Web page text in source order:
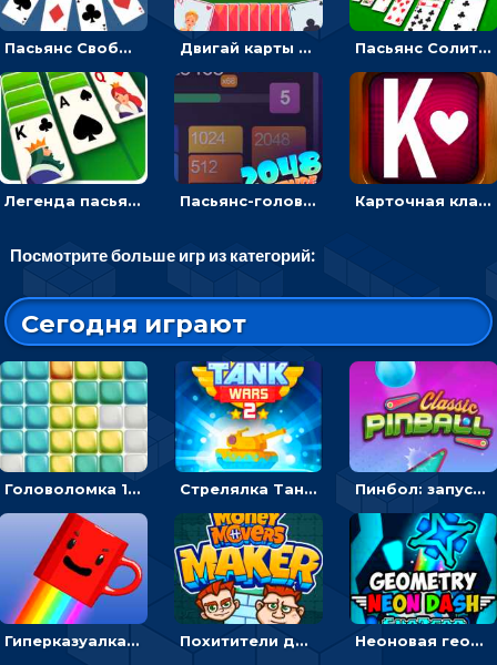
Пасьянс Свободная ячейка: сложить карты от туза до короля Двигай карты и раскладывай по мастям - карточная головоломка Пасьянс Солитер: разложи карточную колоду
Легенда пасьянса Солитер: разложи колоду по масти Пасьянс-головоломка 2048: складывать карты и плюсовать цифры Карточная классика: пасьянс Клондайк
Посмотрите больше игр из категорий:
Сегодня играют
Головоломка 10х10 Стрелялка Танковые войны: бить по танку врага, чтобы уничтожить зло Пинбол: запускать шарик, чтобы выбивать очки
Гиперказуалка Летающая чашка кофе: двигаться и собирать кубики сахара Похитители денег: управляйте друзьями и соберите все мешки с долларами Неоновая геометрия: прыгай через препятствия и собирай шары